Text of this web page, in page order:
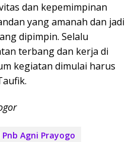
dan kepemimpinan
yang amanah dan jadi
dipimpin. Selalu
terbang dan kerja di
kegiatan dimulai harus
Agni Prayogo